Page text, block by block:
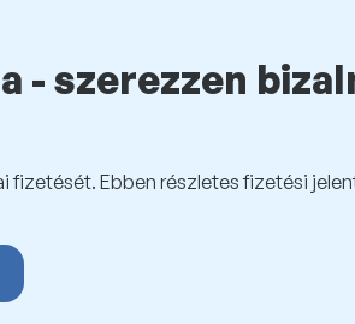
- szerezzen
Ebben részletes fizetési